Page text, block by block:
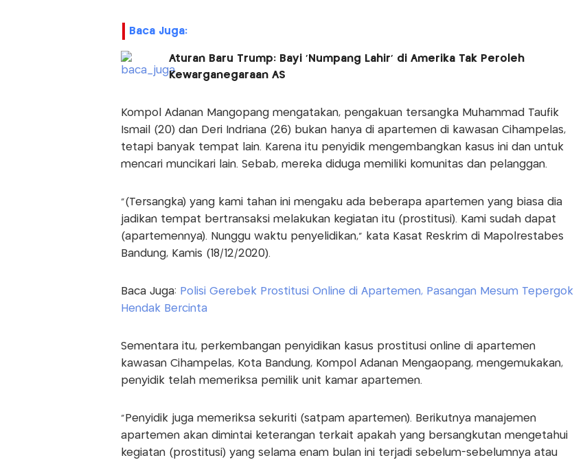
Baca Juga:
Aturan Baru Trump: Bayi 'Numpang Lahir' di Amerika Tak Peroleh
Kewarganegaraan AS
Kompol Adanan Mangopang mengatakan, pengakuan tersangka Muhammad Taufik
Ismail (20) dan Deri Indriana (26) bukan hanya di apartemen di kawasan Cihampelas,
tetapi banyak tempat lain. Karena itu penyidik mengembangkan kasus ini dan untuk
mencari muncikari lain. Sebab, mereka diduga memiliki komunitas dan pelanggan.
"(Tersangka) yang kami tahan ini mengaku ada beberapa apartemen yang biasa dia
jadikan tempat bertransaksi melakukan kegiatan itu (prostitusi). Kami sudah dapat
(apartemennya). Nunggu waktu penyelidikan," kata Kasat Reskrim di Mapolrestabes
Bandung, Kamis (18/12/2020).
Baca Juga: Polisi Gerebek Prostitusi Online di Apartemen, Pasangan Mesum Tepergok
Hendak Bercinta
Sementara itu, perkembangan penyidikan kasus prostitusi online di apartemen
kawasan Cihampelas, Kota Bandung, Kompol Adanan Mengaopang, mengemukakan,
penyidik telah memeriksa pemilik unit kamar apartemen.
"Penyidik juga memeriksa sekuriti (satpam apartemen). Berikutnya manajemen
apartemen akan dimintai keterangan terkait apakah yang bersangkutan mengetahui
kegiatan (prostitusi) yang selama enam bulan ini terjadi sebelum-sebelumnya atau